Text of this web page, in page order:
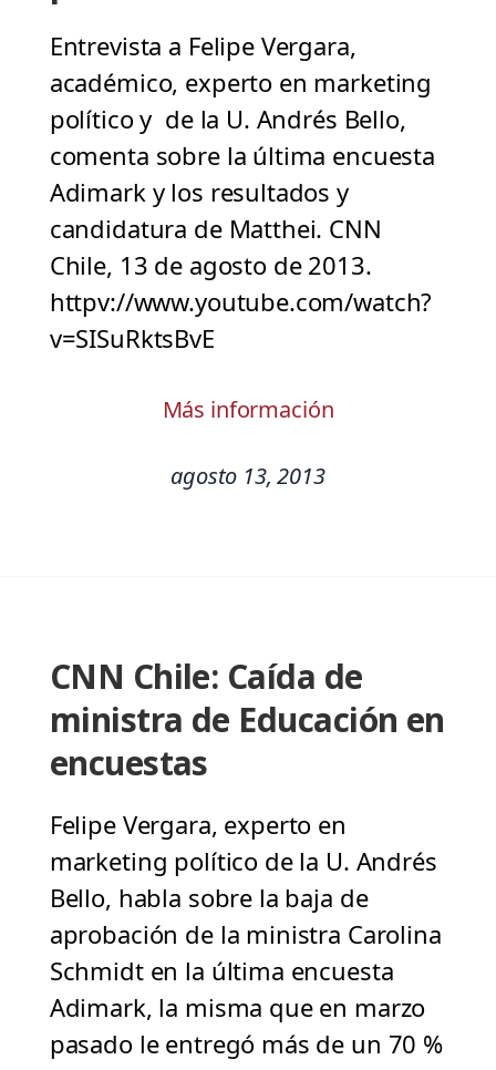
Entrevista a Felipe Vergara,
académico, experto en marketing
político y de la U. Andrés Bello,
comenta sobre la última encuesta
Adimark y los resultados y
candidatura de Matthei. CNN
Chile, 13 de agosto de 2013.
httpv://www.youtube.com/watch?
v=SISuRktsBvE
Más información
agosto 13, 2013
CNN Chile: Caída de
ministra de Educación en
encuestas
Felipe Vergara, experto en
marketing político de la U. Andrés
Bello, habla sobre la baja de
aprobación de la ministra Carolina
Schmidt en la última encuesta
Adimark, la misma que en marzo
pasado le entregó más de un 70 %